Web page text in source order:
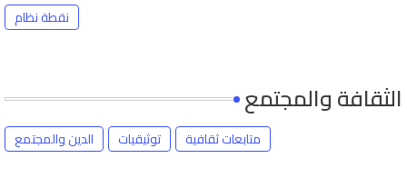
نقطة نظام
الثقافة والمجتمع
الدين والمجتمع توثيقيات متابعات ثقافية